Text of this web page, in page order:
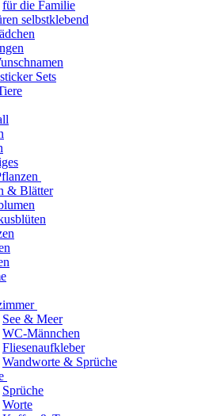
für die Familie
selbstklebend
Sets
& Blätter
See & Meer
WC-Männchen
Fliesenaufkleber
Wandworte & Sprüche
Sprüche
Worte